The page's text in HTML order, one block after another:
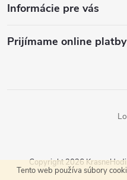
Tento web používa súbory
Informácie pre vás
Prijímame online platby
Copyright 2026